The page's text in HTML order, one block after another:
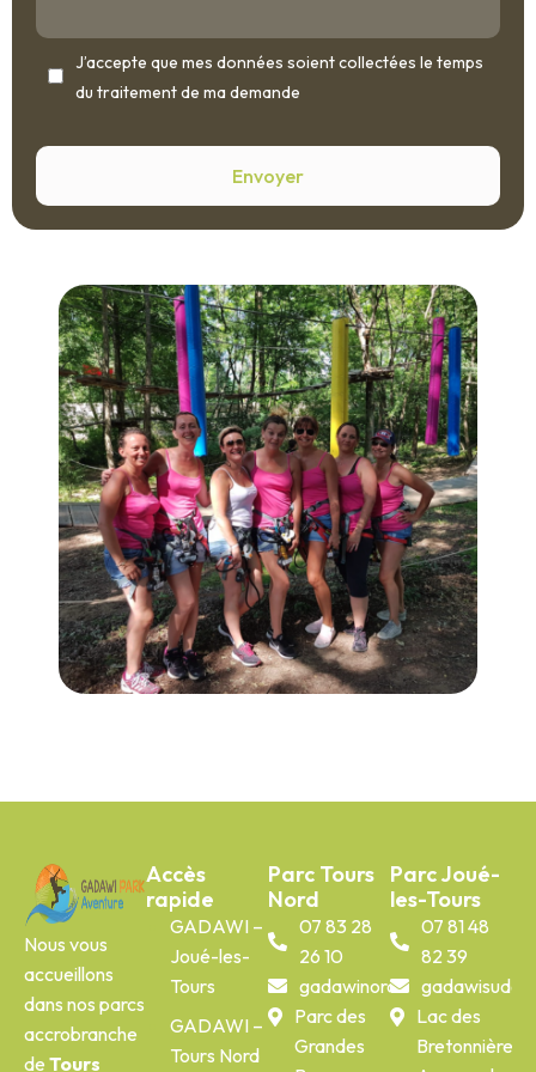
J’accepte que mes données soient collectées le temps
du traitement de ma demande
Nous vous
accueillons
dans nos parcs
accrobranche
de Tours
Accès
rapide
GADAWI –
Joué-les-
Tours
GADAWI –
Tours Nord
Parc Tours
Nord
07 83 28
26 10
gadawinord@gmail.com
Parc des
Grandes
Parc Joué-
les-Tours
07 81 48
82 39
Lac des
Bretonnières,